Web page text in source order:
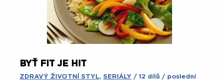
BYŤ FIT JE HIT
ZDRAVÝ ŽIVOTNÍ STYL, SERIÁLY / 12 dílů / poslední